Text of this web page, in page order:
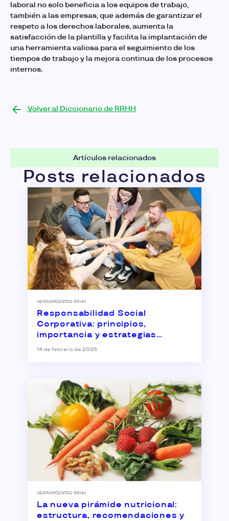
laboral no solo beneficia a los equipos de trabajo,
también a las empresas, que además de garantizar el
respeto a los derechos laborales, aumenta la
satisfacción de la plantilla y facilita la implantación de
una herramienta valiosa para el seguimiento de los
tiempos de trabajo y la mejora continua de los procesos
internos.
Volver al Diccionario de RRHH
Artículos relacionados
Posts relacionados
HERRAMIENTAS RRHH
Responsabilidad Social
Corporativa: principios,
importancia y estrategias
empresariales
14 de febrero de 2025
HERRAMIENTAS RRHH
La nueva pirámide nutricional:
estructura, recomendaciones y